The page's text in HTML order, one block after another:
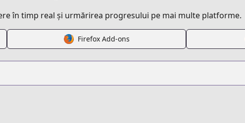
în timp real și urmărirea progresului pe mai multe platforme.
Firefox Add-ons